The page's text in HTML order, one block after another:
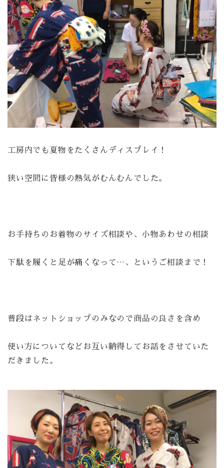
工房内でも夏物をたくさんディスプレイ！
狭い空間に皆様の熱気がむんむんでした。
お手持ちのお着物のサイズ相談や、小物あわせの相談
下駄を履くと足が痛くなって…、というご相談まで！
普段はネットショップのみなので商品の良さを含め
使い方についてなどお互い納得してお話をさせていた
だきました。